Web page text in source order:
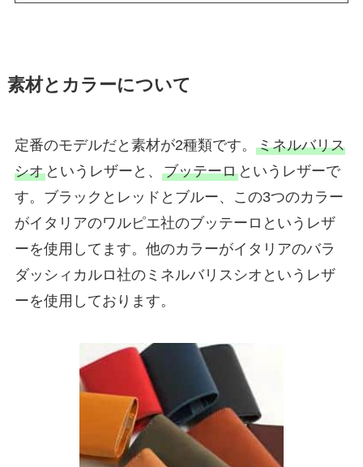
素材とカラーについて
定番のモデルだと素材が2種類です。 ミネルバリス
シオというレザーと、 ブッテーロというレザーで
す。ブラックとレッドとブルー、この3つのカラー
がイタリアのワルピエ社のブッテーロというレザ
ーを使用してます。他のカラーがイタリアのバラ
ダッシィカルロ社のミネルバリスシオというレザ
ーを使用しております。